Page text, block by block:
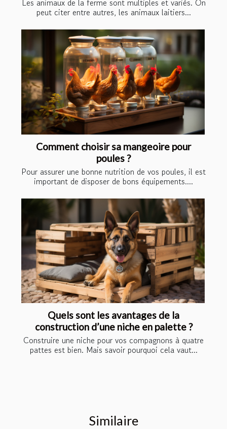
Les animaux de la ferme sont multiples et variés. On
peut citer entre autres, les animaux laitiers...
Comment choisir sa mangeoire pour
poules ?
Pour assurer une bonne nutrition de vos poules, il est
important de disposer de bons équipements....
Quels sont les avantages de la
construction d’une niche en palette ?
Construire une niche pour vos compagnons à quatre
pattes est bien. Mais savoir pourquoi cela vaut...
Similaire